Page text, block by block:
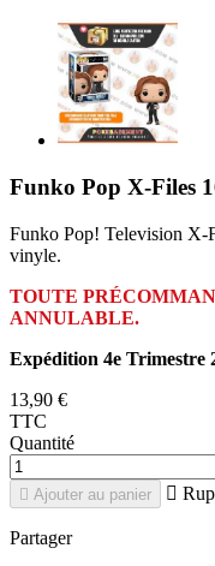
Funko Pop X-Files
Funko Pop! Television X-
vinyle.
TOUTE
ANNULABLE.
Expédition 4e Trimestre
13,90 €
TTC
Quantité
 Ajouter au panier 
Partager